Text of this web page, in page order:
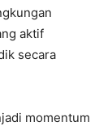
aktif
secara
momentum